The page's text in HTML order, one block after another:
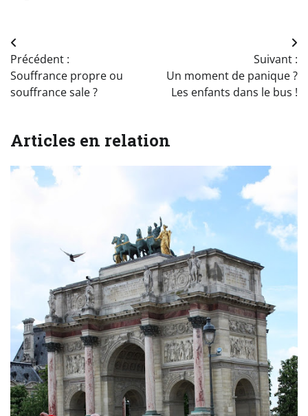
Navigation
de
l’article
Précédent :
Souffrance propre ou
souffrance sale ?
Suivant :
Un moment de panique ?
Les enfants dans le bus !
Articles en relation